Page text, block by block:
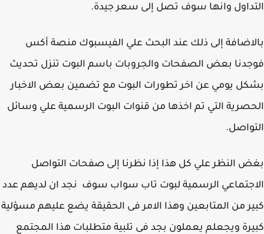
وانها سوف تصل إلى سعر جيدة.
إلى ذلك عند البحث علي الفيسبوك منصة أكس
بعض الصفحات والجروبات باسم البوت تنزل تحديث
يومي عن اخر تطورات البوت مع تضمين بعض الاخبار
التي تم اخذها من قنوات البوت الرسمية علي وسائل
النظر علي كل هذا إذا نظرنا إلى صفحات التواصل
الرسمية لبوت تاب سواب سوف نجد ان لديهم عدد
من المتابعين وهذا الامر فى الحقيقة يضع عليهم مسؤلية
ويجعلم يعملون بجد فى تلبية متطلبات هذا المجتمع